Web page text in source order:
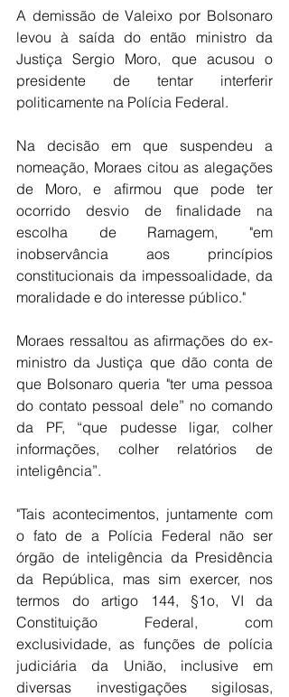
A demissão de Valeixo por Bolsonaro
levou à saída do então ministro da
Justiça Sergio Moro, que acusou o
presidente de tentar interferir
politicamente na Polícia Federal.
Na decisão em que suspendeu a
nomeação, Moraes citou as alegações
de Moro, e afirmou que pode ter
ocorrido desvio de finalidade na
escolha de Ramagem, "em
inobservância aos princípios
constitucionais da impessoalidade, da
moralidade e do interesse público."
Moraes ressaltou as afirmações do ex-
ministro da Justiça que dão conta de
que Bolsonaro queria "ter uma pessoa
do contato pessoal dele” no comando
da PF, “que pudesse ligar, colher
informações, colher relatórios de
inteligência”.
"Tais acontecimentos, juntamente com
o fato de a Polícia Federal não ser
órgão de inteligência da Presidência
da República, mas sim exercer, nos
termos do artigo 144, §1o, VI da
Constituição Federal, com
exclusividade, as funções de polícia
judiciária da União, inclusive em
diversas investigações sigilosas,